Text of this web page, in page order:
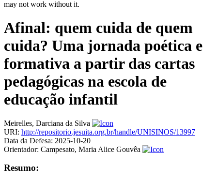
may not work without it.
Afinal: quem cuida de quem
cuida? Uma jornada poética e
formativa a partir das cartas
pedagógicas na escola de
educação infantil
Meirelles, Darciana da Silva
URI: http://repositorio.jesuita.org.br/handle/UNISINOS/13997
Data da Defesa: 2025-10-20
Orientador: Campesato, Maria Alice Gouvêa
Resumo: